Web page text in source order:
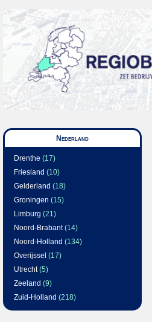
Nederland
Drenthe (17)
Friesland (10)
Gelderland (18)
Groningen (15)
Limburg (21)
Noord-Brabant(14)
Noord-Holland (134)
Overijssel (17)
Utrecht(5)
Zeeland (9)
Zuid-Holland (218)